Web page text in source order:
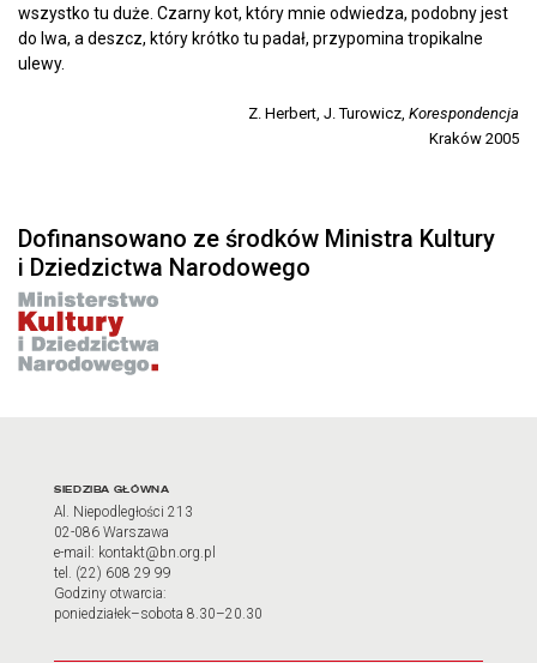
wszystko tu duże. Czarny kot, który mnie odwiedza, podobny jest
do lwa, a deszcz, który krótko tu padał, przypomina tropikalne
ulewy.
Z. Herbert, J. Turowicz, Korespondencja
Kraków 2005
Dofinansowano ze środków Ministra Kultury
i Dziedzictwa Narodowego
Adres oraz godziny
SIEDZIBA GŁÓWNA
Al. Niepodległości 213
02-086 Warszawa
e-mail: kontakt@bn.org.pl
tel. (22) 608 29 99
Godziny otwarcia:
poniedziałek–sobota 8.30–20.30